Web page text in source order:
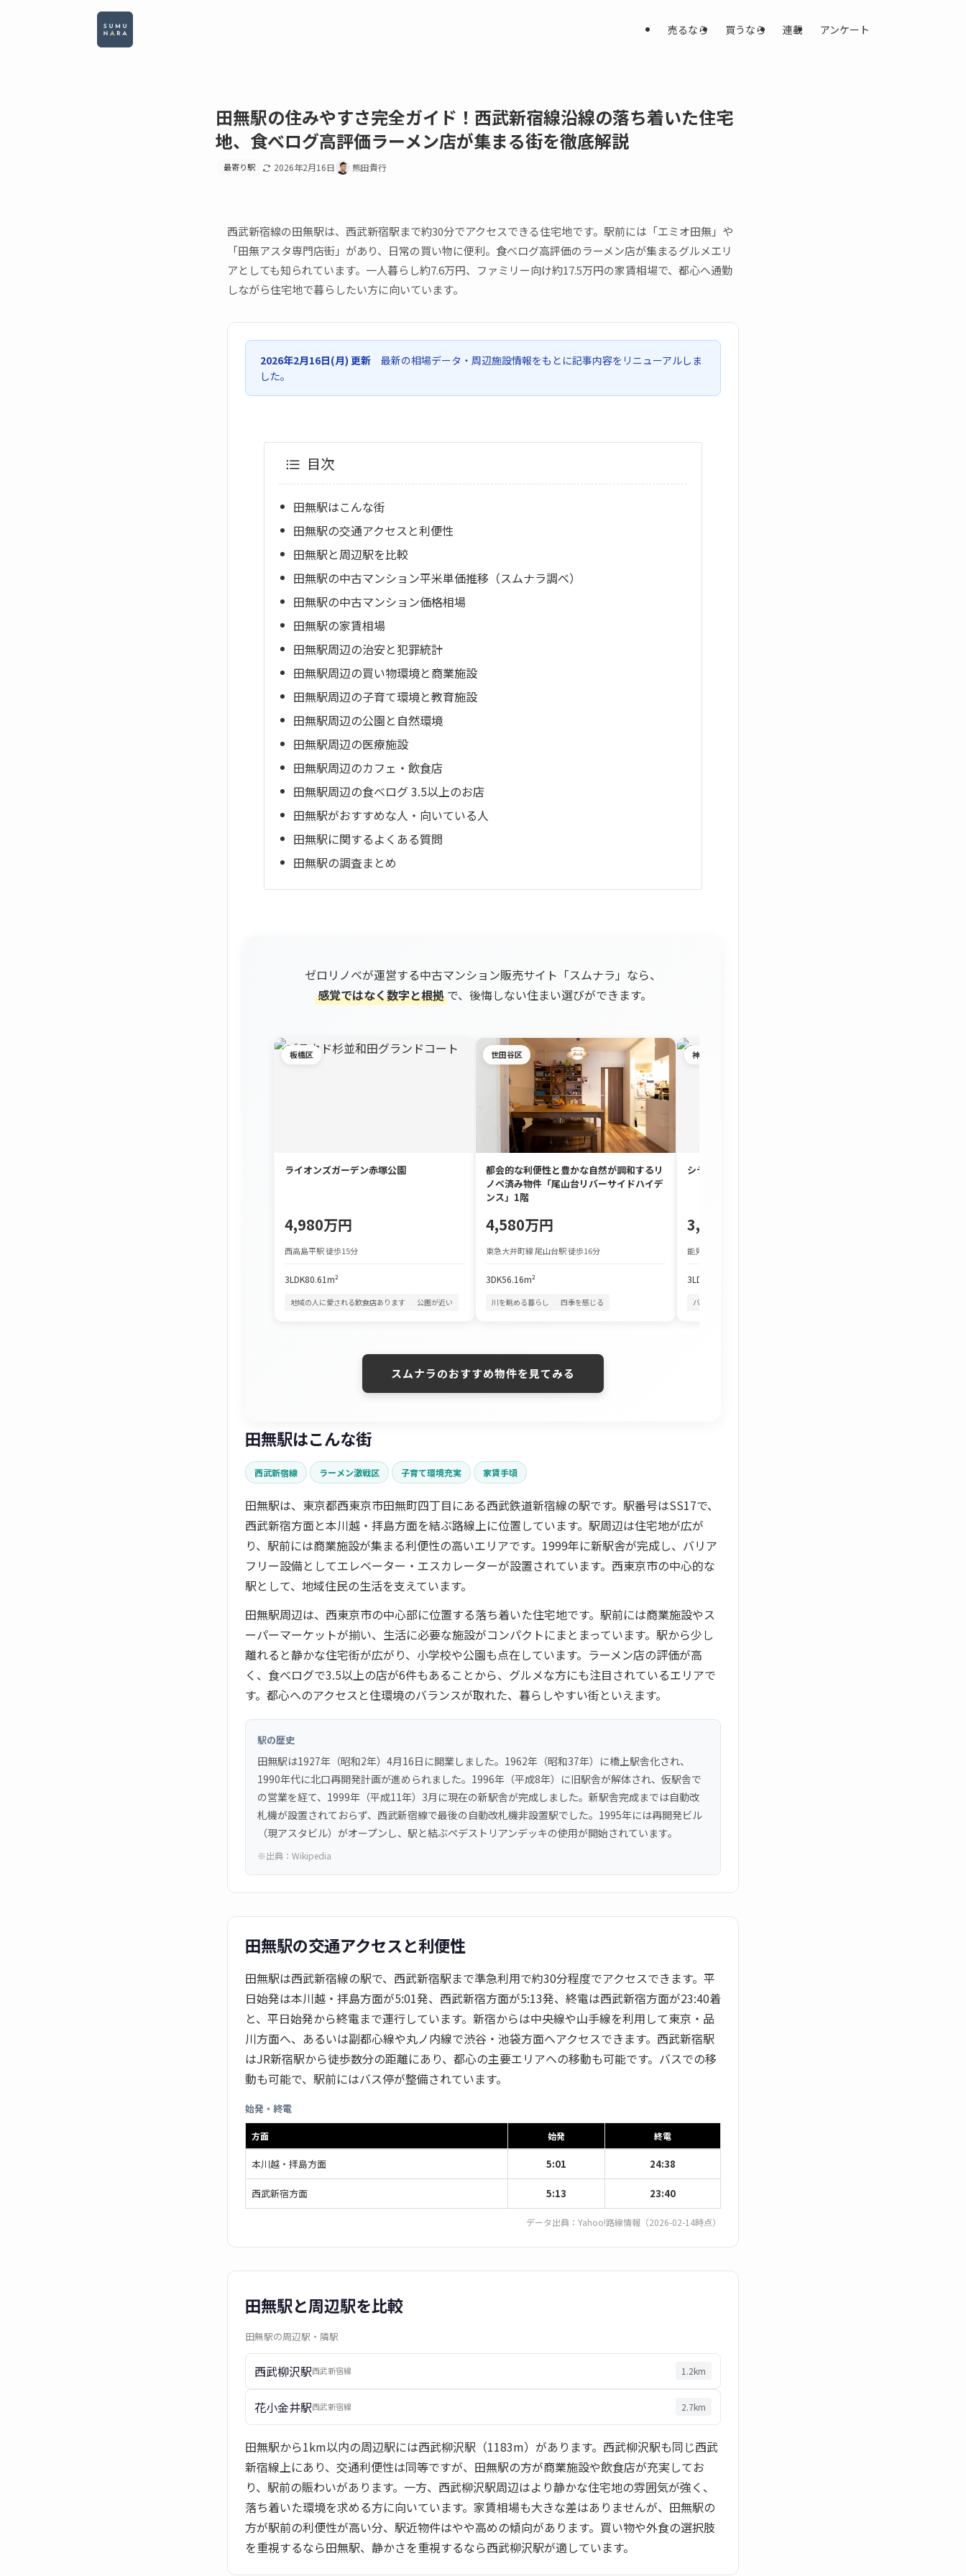
売るなら 買うなら 連載 アンケート
田無駅の住みやすさ完全ガイド！西武新宿線沿線の落ち着いた住宅
地、食べログ高評価ラーメン店が集まる街を徹底解説
最寄り駅 2026年2月16日 熊田貴行
西武新宿線の田無駅は、西武新宿駅まで約30分でアクセスできる住宅地です。駅前には「エミオ田無」や
「田無アスタ専門店街」があり、日常の買い物に便利。食べログ高評価のラーメン店が集まるグルメエリ
アとしても知られています。一人暮らし約7.6万円、ファミリー向け約17.5万円の家賃相場で、都心へ通勤
しながら住宅地で暮らしたい方に向いています。
2026年2月16日(月) 更新 最新の相場データ・周辺施設情報をもとに記事内容をリニューアルしま
した。
目次
田無駅はこんな街
田無駅の交通アクセスと利便性
田無駅と周辺駅を比較
田無駅の中古マンション平米単価推移（スムナラ調べ）
田無駅の中古マンション価格相場
田無駅の家賃相場
田無駅周辺の治安と犯罪統計
田無駅周辺の買い物環境と商業施設
田無駅周辺の子育て環境と教育施設
田無駅周辺の公園と自然環境
田無駅周辺の医療施設
田無駅周辺のカフェ・飲食店
田無駅周辺の食べログ 3.5以上のお店
田無駅がおすすめな人・向いている人
田無駅に関するよくある質問
田無駅の調査まとめ
ゼロリノベが運営する中古マンション販売サイト「スムナラ」なら、
感覚ではなく数字と根拠で、後悔しない住まい選びができます。
板橋区
ライオンズガーデン赤塚公園
4,980万円
西高島平駅 徒歩15分
3LDK80.61m²
地域の人に愛される飲食店あります 公園が近い
世田谷区
都会的な利便性と豊かな自然が調和するリ
ノベ済み物件「尾山台リバーサイドハイデ
ンス」1階
4,580万円
東急大井町線 尾山台駅 徒歩16分
3DK56.16m²
川を眺める暮らし 四季を感じる
神奈川県
シティ能見台いこいの街D棟
3,180万円
能見台駅 徒歩19分
3LDK
バルコニーから花火
スムナラのおすすめ物件を見てみる
田無駅はこんな街
西武新宿線 ラーメン激戦区 子育て環境充実 家賃手頃
田無駅は、東京都西東京市田無町四丁目にある西武鉄道新宿線の駅です。駅番号はSS17で、
西武新宿方面と本川越・拝島方面を結ぶ路線上に位置しています。駅周辺は住宅地が広が
り、駅前には商業施設が集まる利便性の高いエリアです。1999年に新駅舎が完成し、バリア
フリー設備としてエレベーター・エスカレーターが設置されています。西東京市の中心的な
駅として、地域住民の生活を支えています。
田無駅周辺は、西東京市の中心部に位置する落ち着いた住宅地です。駅前には商業施設やス
ーパーマーケットが揃い、生活に必要な施設がコンパクトにまとまっています。駅から少し
離れると静かな住宅街が広がり、小学校や公園も点在しています。ラーメン店の評価が高
く、食べログで3.5以上の店が6件もあることから、グルメな方にも注目されているエリアで
す。都心へのアクセスと住環境のバランスが取れた、暮らしやすい街といえます。
駅の歴史
田無駅は1927年（昭和2年）4月16日に開業しました。1962年（昭和37年）に橋上駅舎化され、
1990年代に北口再開発計画が進められました。1996年（平成8年）に旧駅舎が解体され、仮駅舎で
の営業を経て、1999年（平成11年）3月に現在の新駅舎が完成しました。新駅舎完成までは自動改
札機が設置されておらず、西武新宿線で最後の自動改札機非設置駅でした。1995年には再開発ビル
（現アスタビル）がオープンし、駅と結ぶペデストリアンデッキの使用が開始されています。
※出典： Wikipedia
田無駅の交通アクセスと利便性
田無駅は西武新宿線の駅で、西武新宿駅まで準急利用で約30分程度でアクセスできます。平
日始発は本川越・拝島方面が5:01発、西武新宿方面が5:13発、終電は西武新宿方面が23:40着
と、平日始発から終電まで運行しています。新宿からは中央線や山手線を利用して東京・品
川方面へ、あるいは副都心線や丸ノ内線で渋谷・池袋方面へアクセスできます。西武新宿駅
はJR新宿駅から徒歩数分の距離にあり、都心の主要エリアへの移動も可能です。バスでの移
動も可能で、駅前にはバス停が整備されています。
始発・終電
方面 始発 終電
本川越・拝島方面 5:01 24:38
西武新宿方面 5:13 23:40
データ出典： Yahoo!路線情報 （2026-02-14時点）
田無駅と周辺駅を比較
田無駅の周辺駅・隣駅
西武柳沢駅西武新宿線 1.2km
花小金井駅西武新宿線 2.7km
田無駅から1km以内の周辺駅には西武柳沢駅（1183m）があります。西武柳沢駅も同じ西武
新宿線上にあり、交通利便性は同等ですが、田無駅の方が商業施設や飲食店が充実してお
り、駅前の賑わいがあります。一方、西武柳沢駅周辺はより静かな住宅地の雰囲気が強く、
落ち着いた環境を求める方に向いています。家賃相場も大きな差はありませんが、田無駅の
方が駅前の利便性が高い分、駅近物件はやや高めの傾向があります。買い物や外食の選択肢
を重視するなら田無駅、静かさを重視するなら西武柳沢駅が適しています。